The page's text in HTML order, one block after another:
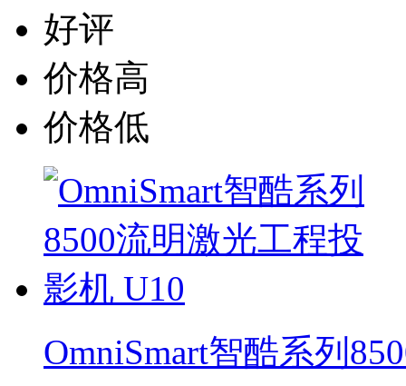
好评
价格高
价格低
OmniSmart智酷系列